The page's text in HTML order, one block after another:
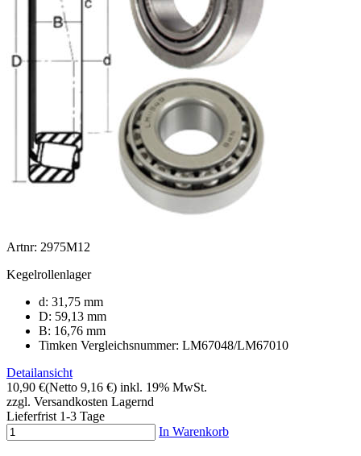
Artnr: 2975M12
Kegelrollenlager
d: 31,75 mm
D: 59,13 mm
B: 16,76 mm
Timken Vergleichsnummer: LM67048/LM67010
Detailansicht
10,90 €(Netto 9,16 €) inkl. 19% MwSt.
zzgl. Versandkosten Lagernd
Lieferfrist 1-3 Tage
In Warenkorb